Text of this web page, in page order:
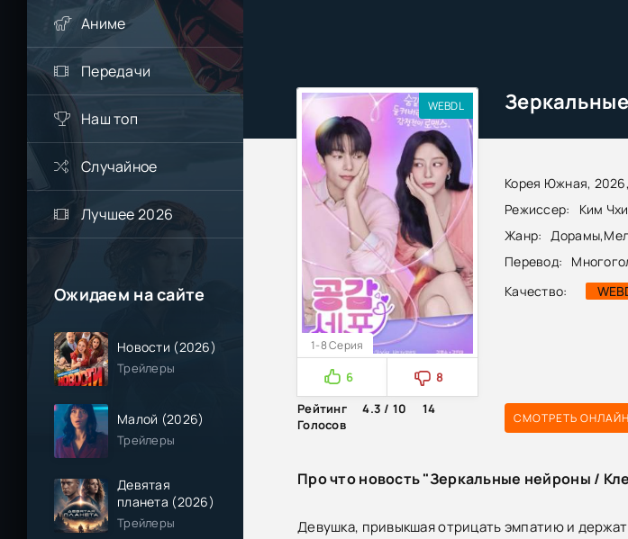
Аниме
Передачи
Наш топ
Случайное
Лучшее 2026
Ожидаем на сайте
Новости (2026)
Трейлеры
Малой (2026)
Трейлеры
Девятая
планета (2026)
Трейлеры
Корея Южная, 2026,
Режиссер:
Ким
Жанр:
Дорамы,
Перевод:
Качество:
WEBDL
1-8 Серия
6
8
Рейтинг
4.3 / 10
14
Голосов
СМОТРЕТЬ ОНЛАЙН
Про что новость "Зеркальные нейроны /
Девушка, привыкшая отрицать эмпатию и